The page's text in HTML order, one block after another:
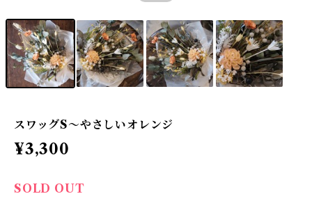
スワッグS〜やさしいオレンジ
¥3,300
SOLD OUT